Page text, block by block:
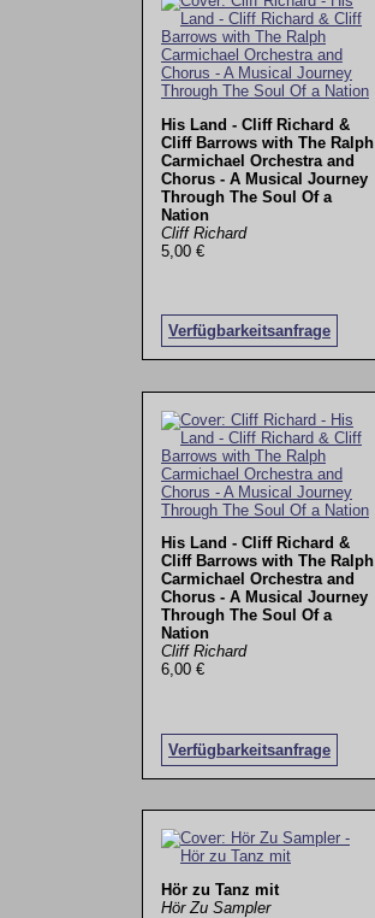
His Land - Cliff Richard &
Cliff Barrows with The Ralph
Carmichael Orchestra and
Chorus - A Musical Journey
Through The Soul Of a
Nation
Cliff Richard
5,00 €
Verfügbarkeitsanfrage
His Land - Cliff Richard &
Cliff Barrows with The Ralph
Carmichael Orchestra and
Chorus - A Musical Journey
Through The Soul Of a
Nation
Cliff Richard
6,00 €
Verfügbarkeitsanfrage
Hör zu Tanz mit
Hör Zu Sampler